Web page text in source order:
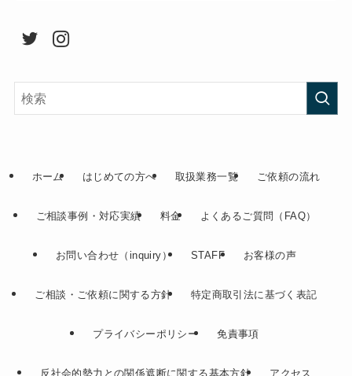
ホーム はじめての方へ 取扱業務一覧 ご依頼の流れ
ご相談事例・対応実績 料金 よくあるご質問（FAQ）
お問い合わせ（inquiry） STAFF お客様の声
ご相談・ご依頼に関する方針 特定商取引法に基づく表記
プライバシーポリシー 免責事項
反社会的勢力との関係遮断に関する基本方針 アクセス